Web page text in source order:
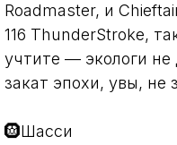
Roadmaster, и
116 ThunderStroke,
учтите — экологи
закат эпохи, увы, не
🛞Шасси